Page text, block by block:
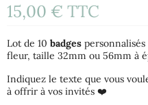
15,00 € TTC
Lot de 10 badges personnalisés
fleur, taille 32mm ou 56mm à
Indiquez le texte que vous
à offrir à vos invités ❤️